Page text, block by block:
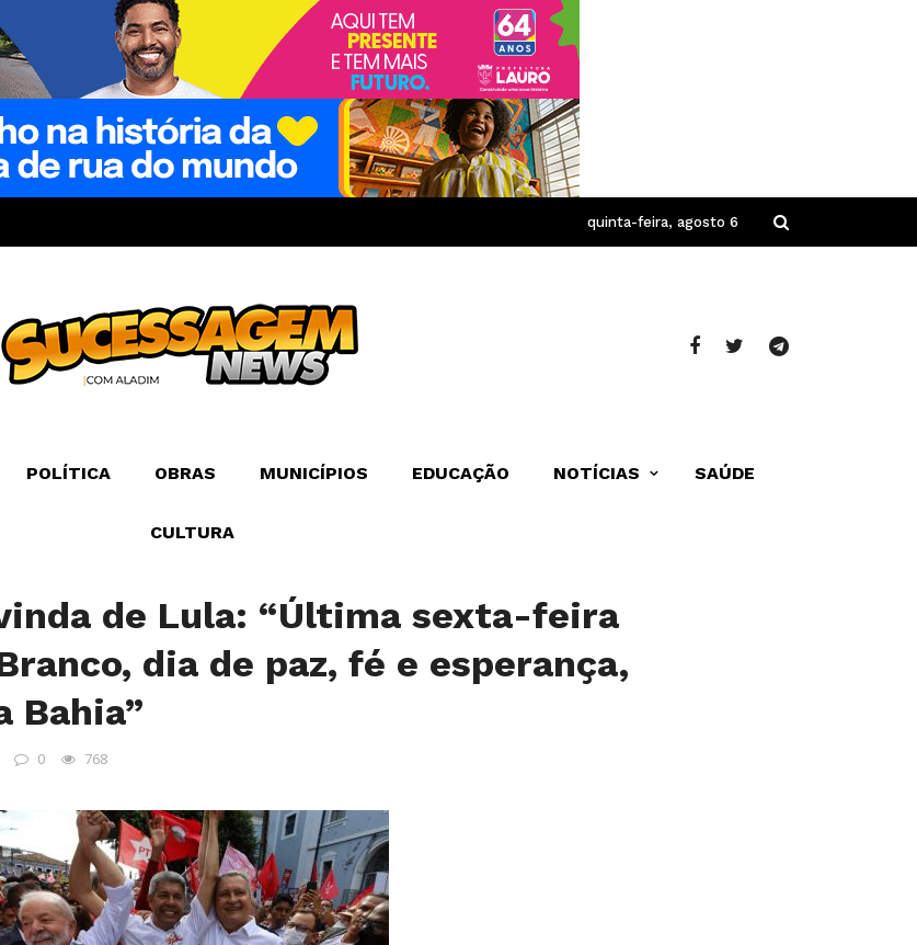
quinta-feira, agosto 6
POLÍTICA OBRAS MUNICÍPIOS EDUCAÇÃO NOTÍCIAS SAÚDE
CULTURA
de Lula: “Última sexta-feira
dia de paz, fé e esperança,
Bahia”
0 768